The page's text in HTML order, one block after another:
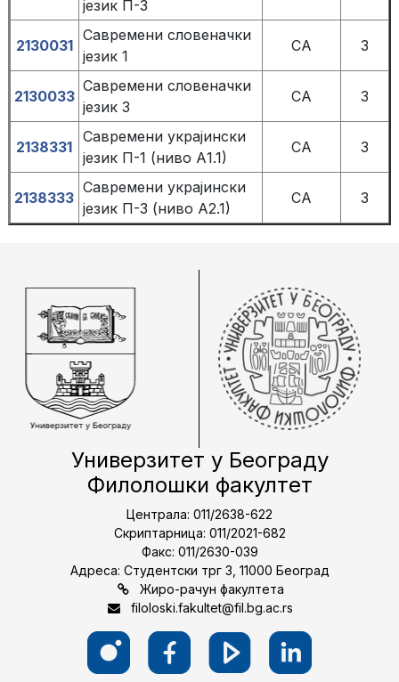
језик П-3
2130031
Савремени словеначки
језик 1
СА 3
2130033
Савремени словеначки
језик 3
СА 3
2138331
Савремени украјински
језик П-1 (ниво А1.1)
СА 3
2138333
Савремени украјински
језик П-3 (ниво А2.1)
СА 3
Универзитет у Београду
Филолошки факултет
Централа: 011/2638-622
Скриптарница: 011/2021-682
Факс: 011/2630-039
Адреса: Студентски трг 3, 11000 Београд
Жиро-рачун факултета
filoloski.fakultet@fil.bg.ac.rs